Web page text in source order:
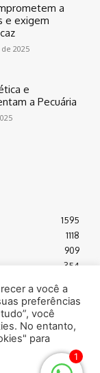
a
e exigem
2025
e
a Pecuária
1595
1118
909
354
128
115
1
a você a
preferências
você
No entanto,
para